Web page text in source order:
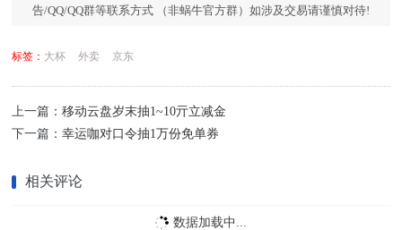
告/QQ/QQ群等联系方式 （非蜗牛官方群）如涉及交易请谨慎对待!
标签： 大杯 外卖 京东
上一篇：移动云盘岁末抽1~10亓立减金
下一篇：幸运咖对口令抽1万份免单券
相关评论
数据加载中...